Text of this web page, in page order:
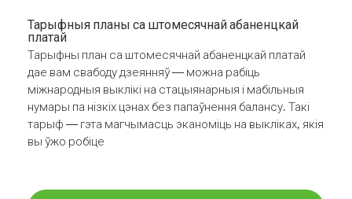
Тарыфныя планы са штомесячнай абаненцкай
платай
Тарыфны план са штомесячнай абаненцкай платай
дае вам свабоду дзеянняў — можна рабіць
міжнародныя выклікі на стацыянарныя і мабільныя
нумары па нізкіх цэнах без папаўнення балансу. Такі
тарыф — гэта магчымасць эканоміць на выкліках, якія
вы ўжо робіце